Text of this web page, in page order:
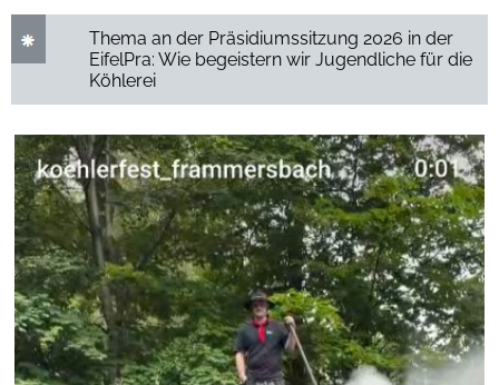
Thema an der Präsidiumssitzung 2026 in der
EifelPra: Wie begeistern wir Jugendliche für die
Köhlerei